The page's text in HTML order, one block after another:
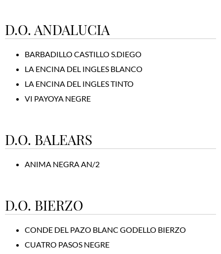
D.O. ANDALUCIA
BARBADILLO CASTILLO S.DIEGO
LA ENCINA DEL INGLES BLANCO
LA ENCINA DEL INGLES TINTO
VI PAYOYA NEGRE
D.O. BALEARS
ANIMA NEGRA AN/2
D.O. BIERZO
CONDE DEL PAZO BLANC GODELLO BIERZO
CUATRO PASOS NEGRE